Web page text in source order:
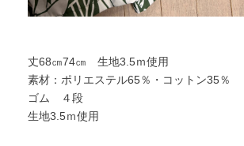
丈68㎝74㎝ 生地3.5ｍ使用
素材：ポリエステル65％・コットン35％
ゴム ４段
生地3.5ｍ使用